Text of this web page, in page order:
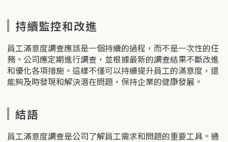
持續監控和改進
員工滿意度調查應該是一個持續的過程，而不是一次性的任
務。公司應定期進行調查，並根據最新的調查結果不斷改進
和優化各項措施。這樣不僅可以持續提升員工的滿意度，還
能夠及時發現和解決潛在問題，保持企業的健康發展。
結語
員工滿意度調查是公司了解員工需求和問題的重要工具。通